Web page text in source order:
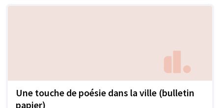
Une touche de poésie dans la ville (bulletin
papier)